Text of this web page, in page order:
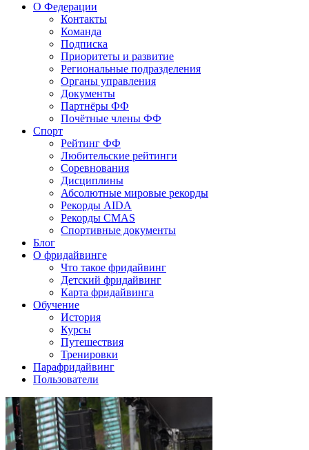
О Федерации
Контакты
Команда
Подписка
Приоритеты и развитие
Региональные подразделения
Органы управления
Документы
Партнёры ФФ
Почётные члены ФФ
Спорт
Рейтинг ФФ
Любительские рейтинги
Соревнования
Дисциплины
Абсолютные мировые рекорды
Рекорды AIDA
Рекорды CMAS
Спортивные документы
Блог
О фридайвинге
Что такое фридайвинг
Детский фридайвинг
Карта фридайвинга
Обучение
История
Курсы
Путешествия
Тренировки
Парафридайвинг
Пользователи